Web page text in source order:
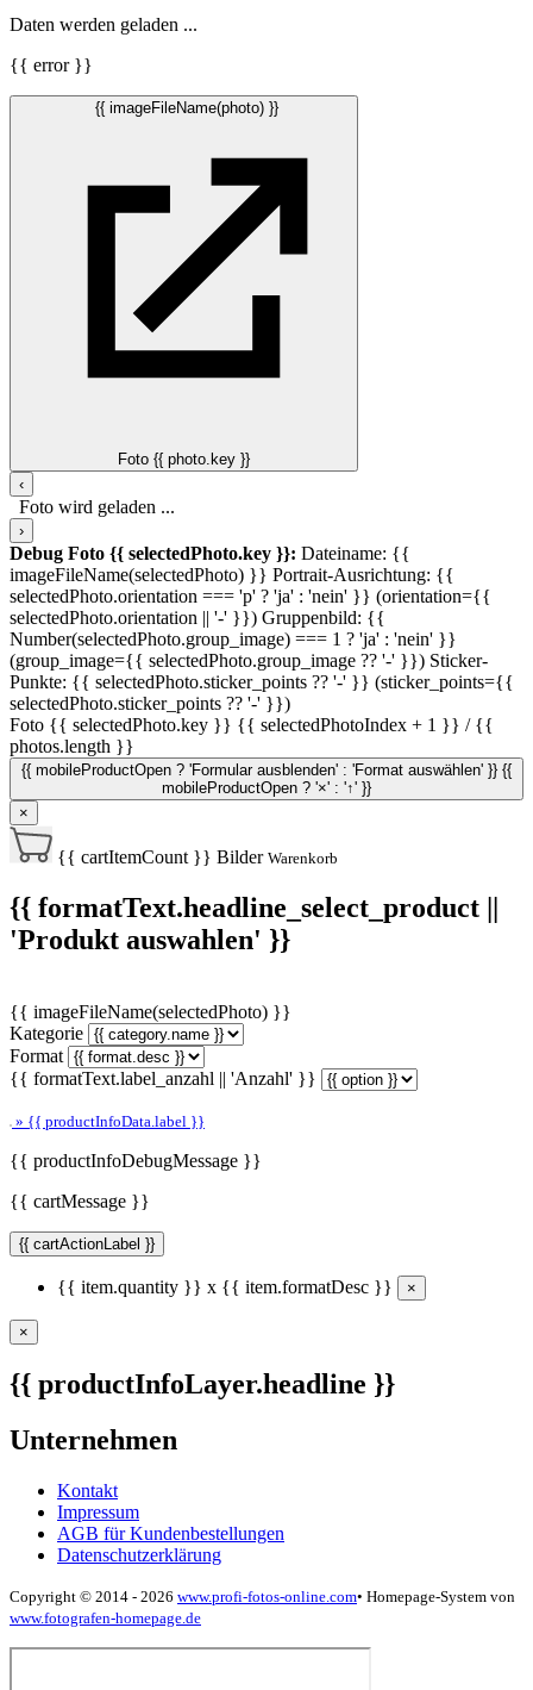
Daten werden geladen ...
{{ error }}
{{ imageFileName(photo) }}
Foto {{ photo.key }}
‹
Foto wird geladen ...
›
Debug Foto {{ selectedPhoto.key }}: Dateiname: {{
imageFileName(selectedPhoto) }} Portrait-Ausrichtung: {{
selectedPhoto.orientation === 'p' ? 'ja' : 'nein' }} (orientation={{
selectedPhoto.orientation || '-' }}) Gruppenbild: {{
Number(selectedPhoto.group_image) === 1 ? 'ja' : 'nein' }}
(group_image={{ selectedPhoto.group_image ?? '-' }}) Sticker-
Punkte: {{ selectedPhoto.sticker_points ?? '-' }} (sticker_points={{
selectedPhoto.sticker_points ?? '-' }})
Foto {{ selectedPhoto.key }} {{ selectedPhotoIndex + 1 }} / {{
photos.length }}
{{ mobileProductOpen ? 'Formular ausblenden' : 'Format auswählen' }} {{
mobileProductOpen ? '×' : '↑' }}
×
{{ cartItemCount }} Bilder Warenkorb
{{ formatText.headline_select_product ||
'Produkt auswahlen' }}
{{ imageFileName(selectedPhoto) }}
Kategorie
Format
{{ formatText.label_anzahl || 'Anzahl' }}
» {{ productInfoData.label }}
{{ productInfoDebugMessage }}
{{ cartMessage }}
{{ cartActionLabel }}
{{ item.quantity }} x {{ item.formatDesc }} ×
×
{{ productInfoLayer.headline }}
Unternehmen
Kontakt
Impressum
AGB für Kundenbestellungen
Datenschutzerklärung
Copyright © 2014 - 2026 www.profi-fotos-online.com• Homepage-System von
www.fotografen-homepage.de